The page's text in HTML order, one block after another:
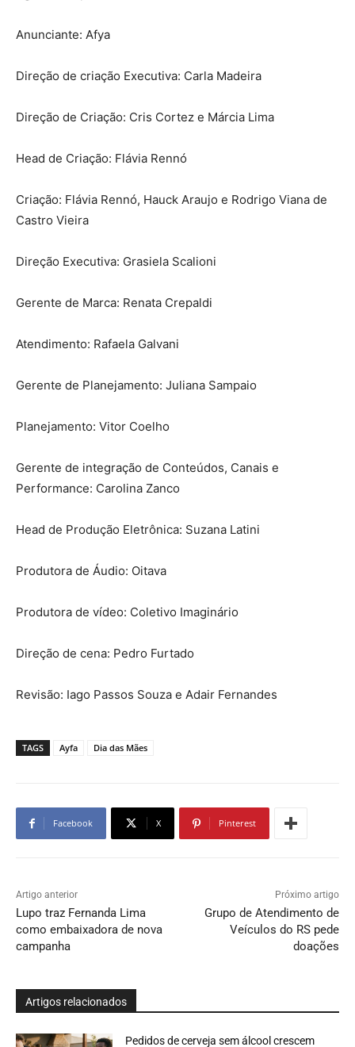
Anunciante: Afya
Direção de criação Executiva: Carla Madeira
Direção de Criação: Cris Cortez e Márcia Lima
Head de Criação: Flávia Rennó
Criação: Flávia Rennó, Hauck Araujo e Rodrigo Viana de
Castro Vieira
Direção Executiva: Grasiela Scalioni
Gerente de Marca: Renata Crepaldi
Atendimento: Rafaela Galvani
Gerente de Planejamento: Juliana Sampaio
Planejamento: Vitor Coelho
Gerente de integração de Conteúdos, Canais e
Performance: Carolina Zanco
Head de Produção Eletrônica: Suzana Latini
Produtora de Áudio: Oitava
Produtora de vídeo: Coletivo Imaginário
Direção de cena: Pedro Furtado
Revisão: Iago Passos Souza e Adair Fernandes
TAGS Ayfa Dia das Mães
Facebook X Pinterest
Artigo anterior
Lupo traz Fernanda Lima
como embaixadora de nova
campanha
Próximo artigo
Grupo de Atendimento de
Veículos do RS pede
doações
Artigos relacionados
Pedidos de cerveja sem álcool crescem